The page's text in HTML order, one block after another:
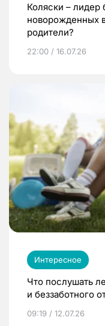
Коляски – лидер
новорожденных
родители?
22:00 / 16.07.26
Интересное
Что послушать
и беззаботного
09:19 / 12.07.26